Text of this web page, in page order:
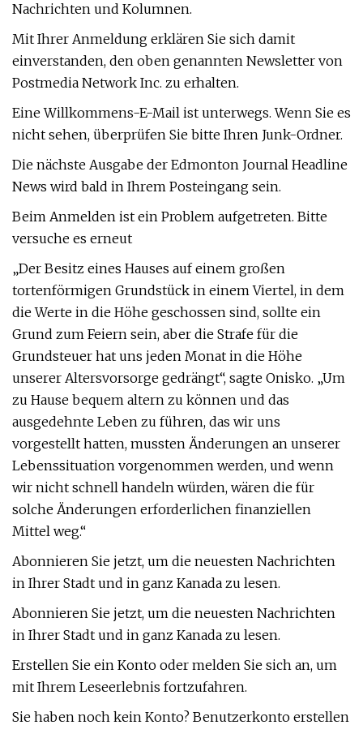
Nachrichten und Kolumnen.
Mit Ihrer Anmeldung erklären Sie sich damit
einverstanden, den oben genannten Newsletter von
Postmedia Network Inc. zu erhalten.
Eine Willkommens-E-Mail ist unterwegs. Wenn Sie es
nicht sehen, überprüfen Sie bitte Ihren Junk-Ordner.
Die nächste Ausgabe der Edmonton Journal Headline
News wird bald in Ihrem Posteingang sein.
Beim Anmelden ist ein Problem aufgetreten. Bitte
versuche es erneut
„Der Besitz eines Hauses auf einem großen
tortenförmigen Grundstück in einem Viertel, in dem
die Werte in die Höhe geschossen sind, sollte ein
Grund zum Feiern sein, aber die Strafe für die
Grundsteuer hat uns jeden Monat in die Höhe
unserer Altersvorsorge gedrängt“, sagte Onisko. „Um
zu Hause bequem altern zu können und das
ausgedehnte Leben zu führen, das wir uns
vorgestellt hatten, mussten Änderungen an unserer
Lebenssituation vorgenommen werden, und wenn
wir nicht schnell handeln würden, wären die für
solche Änderungen erforderlichen finanziellen
Mittel weg.“
Abonnieren Sie jetzt, um die neuesten Nachrichten
in Ihrer Stadt und in ganz Kanada zu lesen.
Abonnieren Sie jetzt, um die neuesten Nachrichten
in Ihrer Stadt und in ganz Kanada zu lesen.
Erstellen Sie ein Konto oder melden Sie sich an, um
mit Ihrem Leseerlebnis fortzufahren.
Sie haben noch kein Konto? Benutzerkonto erstellen